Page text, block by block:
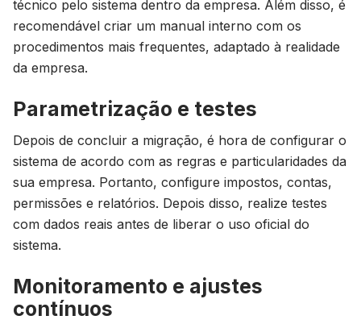
técnico pelo sistema dentro da empresa. Além disso, é
recomendável criar um manual interno com os
procedimentos mais frequentes, adaptado à realidade
da empresa.
Parametrização e testes
Depois de concluir a migração, é hora de configurar o
sistema de acordo com as regras e particularidades da
sua empresa. Portanto, configure impostos, contas,
permissões e relatórios. Depois disso, realize testes
com dados reais antes de liberar o uso oficial do
sistema.
Monitoramento e ajustes
contínuos